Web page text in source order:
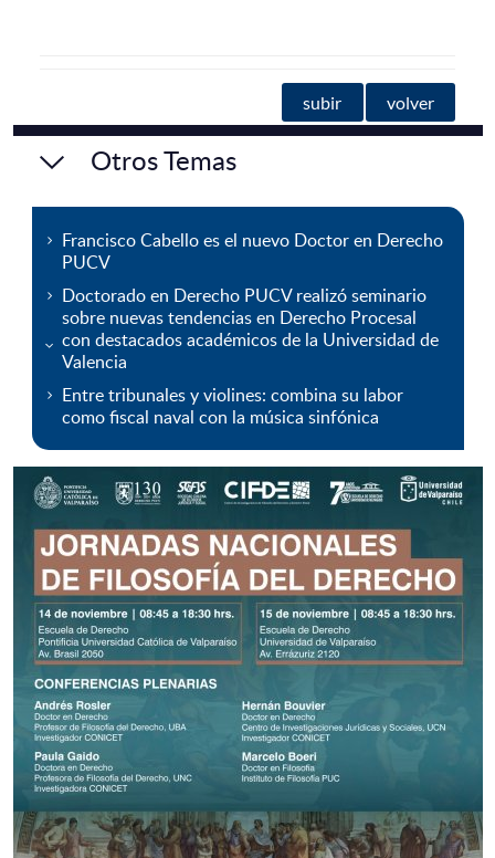
subir volver
Otros Temas
Francisco Cabello es el nuevo Doctor en Derecho
PUCV
Doctorado en Derecho PUCV realizó seminario
sobre nuevas tendencias en Derecho Procesal
con destacados académicos de la Universidad de
Valencia
Entre tribunales y violines: combina su labor
como fiscal naval con la música sinfónica